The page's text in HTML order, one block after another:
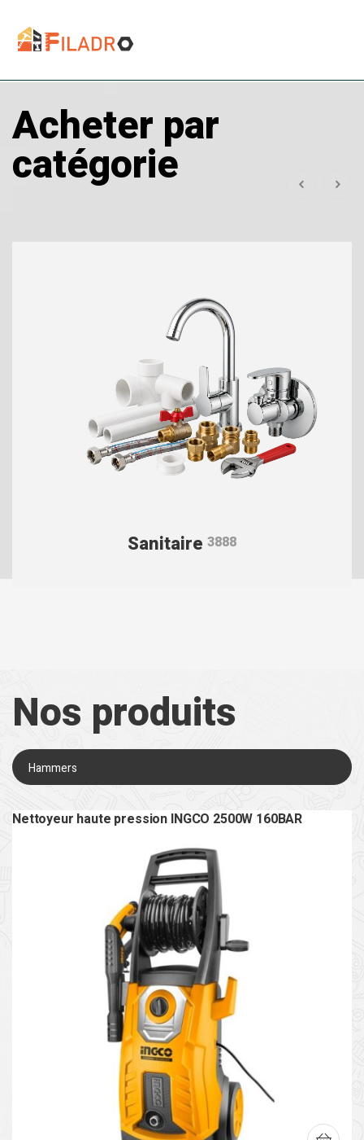
Acheter par
catégorie
Sanitaire 3888
Nos produits
Hammers
Nettoyeur haute pression INGCO 2500W 160BAR